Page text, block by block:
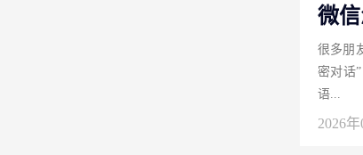
微
很多朋
密对话
语...
2026